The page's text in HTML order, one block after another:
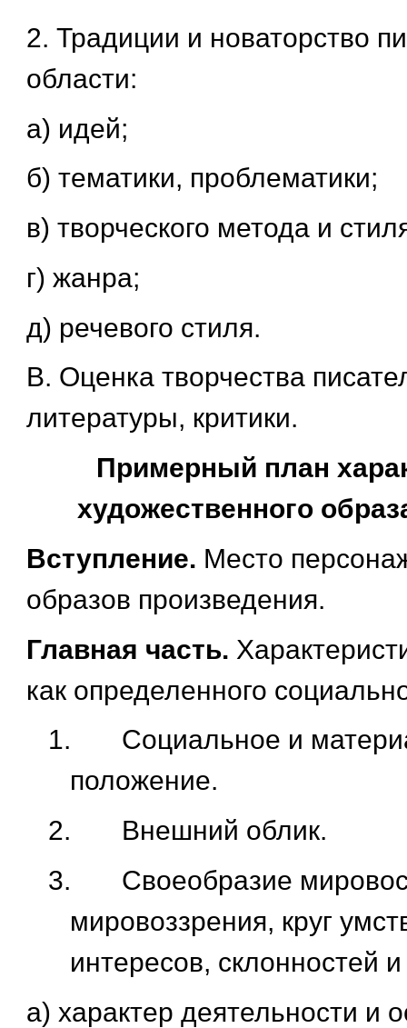
2. Традиции и новаторство
области:
а) идей;
б) тематики, проблематики;
в) творческого метода и
г) жанра;
д) речевого стиля.
В. Оценка творчества
литературы, критики.
Примерный план
художественного
Вступление. Место
образов произведения.
Главная часть.
как определенного
1.
Социальное и
положение.
2.
Внешний облик.
3.
Своеобразие
мировоззрения, круг
интересов, склонностей
а) характер деятельности и